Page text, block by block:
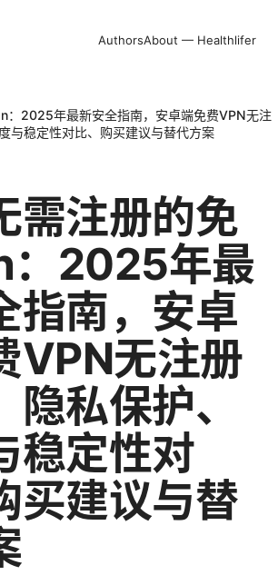
AuthorsAbout — Healthlifer
：2025年最新安全指南，安卓端免费VPN无注
与稳定性对比、购买建议与替代方案
需注册的免
：2025年最
指南，安卓
VPN无注册
私保护、
稳定性对
买建议与替